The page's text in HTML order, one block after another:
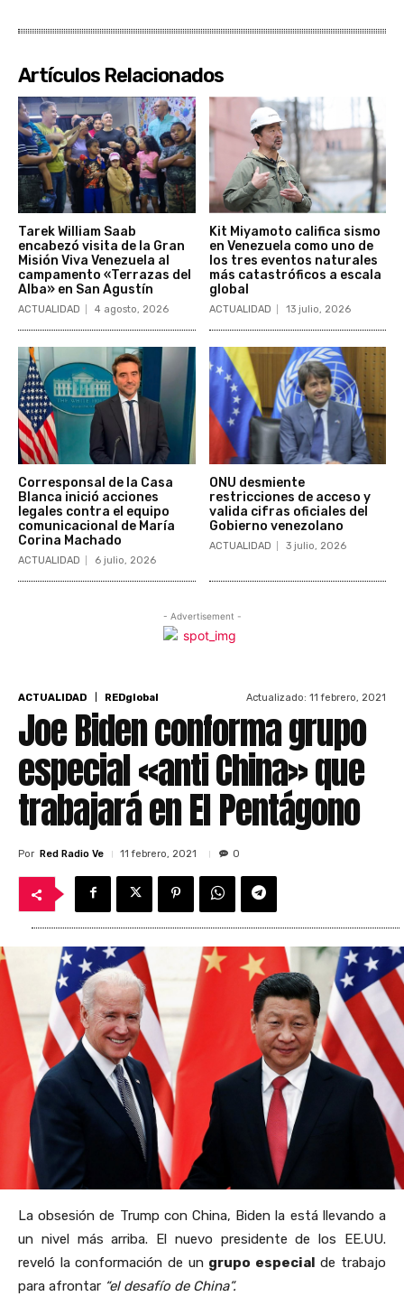
Artículos Relacionados
Tarek William Saab
encabezó visita de la Gran
Misión Viva Venezuela al
campamento «Terrazas del
Alba» en San Agustín
ACTUALIDAD 4 agosto, 2026
Kit Miyamoto califica sismo
en Venezuela como uno de
los tres eventos naturales
más catastróficos a escala
global
ACTUALIDAD 13 julio, 2026
Corresponsal de la Casa
Blanca inició acciones
legales contra el equipo
comunicacional de María
Corina Machado
ACTUALIDAD 6 julio, 2026
ONU desmiente
restricciones de acceso y
valida cifras oficiales del
Gobierno venezolano
ACTUALIDAD 3 julio, 2026
- Advertisement -